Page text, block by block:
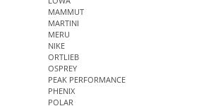
MAMMUT
MARTINI
MERU
NIKE
ORTLIEB
OSPREY
PEAK PERFORMANCE
PHENIX
POLAR